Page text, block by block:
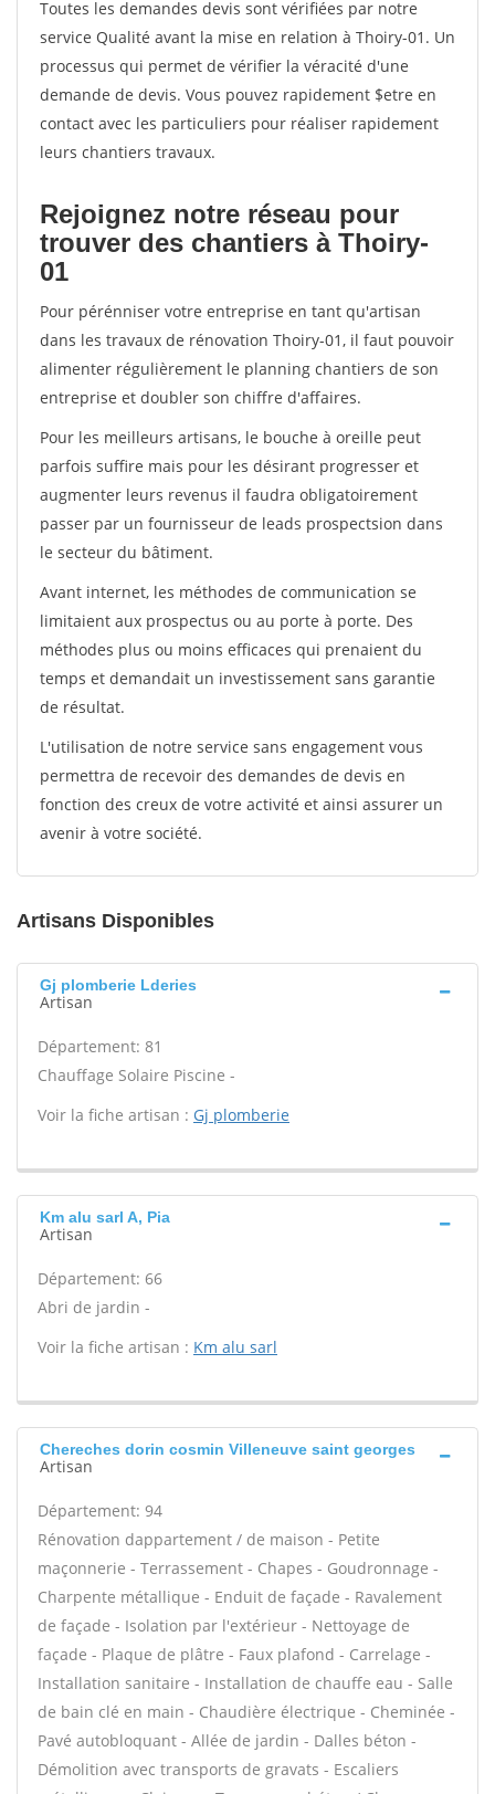
Toutes les demandes devis sont vérifiées par notre
service Qualité avant la mise en relation à Thoiry-01. Un
processus qui permet de vérifier la véracité d'une
demande de devis. Vous pouvez rapidement $etre en
contact avec les particuliers pour réaliser rapidement
leurs chantiers travaux.
Rejoignez notre réseau pour
trouver des chantiers à Thoiry-
01
Pour pérénniser votre entreprise en tant qu'artisan
dans les travaux de rénovation Thoiry-01, il faut pouvoir
alimenter régulièrement le planning chantiers de son
entreprise et doubler son chiffre d'affaires.
Pour les meilleurs artisans, le bouche à oreille peut
parfois suffire mais pour les désirant progresser et
augmenter leurs revenus il faudra obligatoirement
passer par un fournisseur de leads prospectsion dans
le secteur du bâtiment.
Avant internet, les méthodes de communication se
limitaient aux prospectus ou au porte à porte. Des
méthodes plus ou moins efficaces qui prenaient du
temps et demandait un investissement sans garantie
de résultat.
L'utilisation de notre service sans engagement vous
permettra de recevoir des demandes de devis en
fonction des creux de votre activité et ainsi assurer un
avenir à votre société.
Artisans Disponibles
Gj plomberie Lderies
Artisan
Département: 81
Chauffage Solaire Piscine -
Voir la fiche artisan : Gj plomberie
Km alu sarl A, Pia
Artisan
Département: 66
Abri de jardin -
Voir la fiche artisan : Km alu sarl
Chereches dorin cosmin Villeneuve saint georges
Artisan
Département: 94
Rénovation dappartement / de maison - Petite
maçonnerie - Terrassement - Chapes - Goudronnage -
Charpente métallique - Enduit de façade - Ravalement
de façade - Isolation par l'extérieur - Nettoyage de
façade - Plaque de plâtre - Faux plafond - Carrelage -
Installation sanitaire - Installation de chauffe eau - Salle
de bain clé en main - Chaudière électrique - Cheminée -
Pavé autobloquant - Allée de jardin - Dalles béton -
Démolition avec transports de gravats - Escaliers